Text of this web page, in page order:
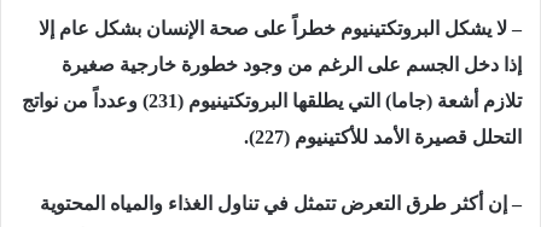
– لا يشكل البروتكتينيوم خطراً على صحة الإنسان بشكل عام إلا
إذا دخل الجسم على الرغم من وجود خطورة خارجية صغيرة
تلازم أشعة (جاما) التي يطلقها البروتكتينيوم (231) وعدداً من نواتج
التحلل قصيرة الأمد للأكتينيوم (227).
– إن أكثر طرق التعرض تتمثل في تناول الغذاء والمياه المحتوية